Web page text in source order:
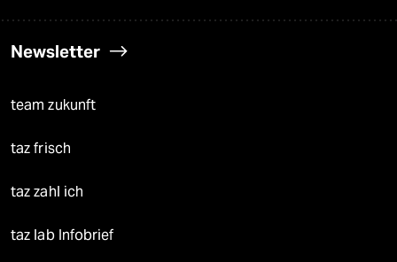
Newsletter
team zukunft
taz frisch
taz zahl ich
taz lab Infobrief